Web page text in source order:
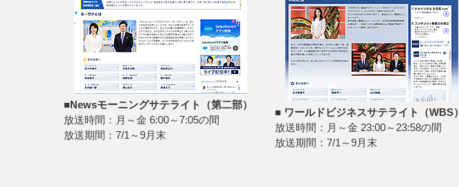
■Newsモーニングサテライト（第二部）
放送時間：月～金 6:00～7:05の間
放送期間：7/1～9月末
■ ワールドビジネスサテライト（WBS）
放送時間：月～金 23:00～23:58の間
放送期間：7/1～9月末